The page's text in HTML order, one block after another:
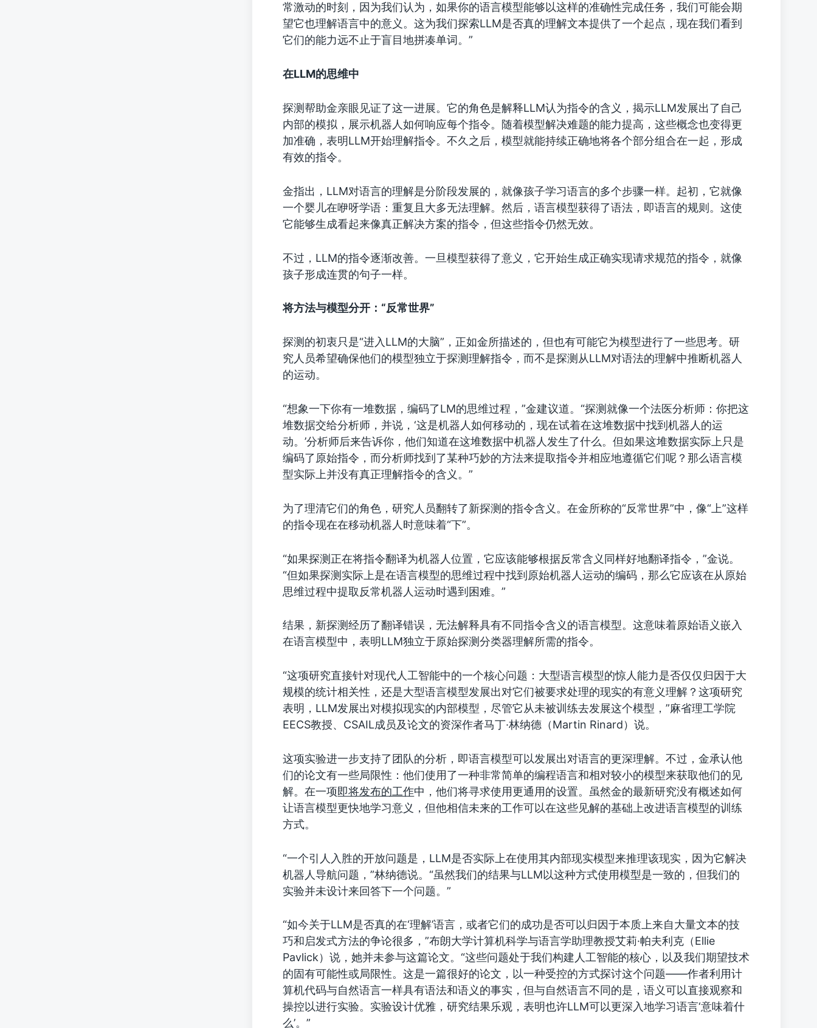
常激动的时刻，因为我们认为，如果你的语言模型能够以这样的准确性完成任务，我们可能会期
望它也理解语言中的意义。这为我们探索LLM是否真的理解文本提供了一个起点，现在我们看到
它们的能力远不止于盲目地拼凑单词。”
在LLM的思维中
探测帮助金亲眼见证了这一进展。它的角色是解释LLM认为指令的含义，揭示LLM发展出了自己
内部的模拟，展示机器人如何响应每个指令。随着模型解决难题的能力提高，这些概念也变得更
加准确，表明LLM开始理解指令。不久之后，模型就能持续正确地将各个部分组合在一起，形成
有效的指令。
金指出，LLM对语言的理解是分阶段发展的，就像孩子学习语言的多个步骤一样。起初，它就像
一个婴儿在咿呀学语：重复且大多无法理解。然后，语言模型获得了语法，即语言的规则。这使
它能够生成看起来像真正解决方案的指令，但这些指令仍然无效。
不过，LLM的指令逐渐改善。一旦模型获得了意义，它开始生成正确实现请求规范的指令，就像
孩子形成连贯的句子一样。
将方法与模型分开：“反常世界”
探测的初衷只是“进入LLM的大脑”，正如金所描述的，但也有可能它为模型进行了一些思考。研
究人员希望确保他们的模型独立于探测理解指令，而不是探测从LLM对语法的理解中推断机器人
的运动。
“想象一下你有一堆数据，编码了LM的思维过程，”金建议道。“探测就像一个法医分析师：你把这
堆数据交给分析师，并说，‘这是机器人如何移动的，现在试着在这堆数据中找到机器人的运
动。’分析师后来告诉你，他们知道在这堆数据中机器人发生了什么。但如果这堆数据实际上只是
编码了原始指令，而分析师找到了某种巧妙的方法来提取指令并相应地遵循它们呢？那么语言模
型实际上并没有真正理解指令的含义。”
为了理清它们的角色，研究人员翻转了新探测的指令含义。在金所称的“反常世界”中，像“上”这样
的指令现在在移动机器人时意味着“下”。
“如果探测正在将指令翻译为机器人位置，它应该能够根据反常含义同样好地翻译指令，”金说。
“但如果探测实际上是在语言模型的思维过程中找到原始机器人运动的编码，那么它应该在从原始
思维过程中提取反常机器人运动时遇到困难。”
结果，新探测经历了翻译错误，无法解释具有不同指令含义的语言模型。这意味着原始语义嵌入
在语言模型中，表明LLM独立于原始探测分类器理解所需的指令。
“这项研究直接针对现代人工智能中的一个核心问题：大型语言模型的惊人能力是否仅仅归因于大
规模的统计相关性，还是大型语言模型发展出对它们被要求处理的现实的有意义理解？这项研究
表明，LLM发展出对模拟现实的内部模型，尽管它从未被训练去发展这个模型，”麻省理工学院
EECS教授、CSAIL成员及论文的资深作者马丁·林纳德（Martin Rinard）说。
这项实验进一步支持了团队的分析，即语言模型可以发展出对语言的更深理解。不过，金承认他
们的论文有一些局限性：他们使用了一种非常简单的编程语言和相对较小的模型来获取他们的见
解。在一项即将发布的工作中，他们将寻求使用更通用的设置。虽然金的最新研究没有概述如何
让语言模型更快地学习意义，但他相信未来的工作可以在这些见解的基础上改进语言模型的训练
方式。
“一个引人入胜的开放问题是，LLM是否实际上在使用其内部现实模型来推理该现实，因为它解决
机器人导航问题，”林纳德说。“虽然我们的结果与LLM以这种方式使用模型是一致的，但我们的
实验并未设计来回答下一个问题。”
“如今关于LLM是否真的在‘理解’语言，或者它们的成功是否可以归因于本质上来自大量文本的技
巧和启发式方法的争论很多，”布朗大学计算机科学与语言学助理教授艾莉·帕夫利克（Ellie
Pavlick）说，她并未参与这篇论文。“这些问题处于我们构建人工智能的核心，以及我们期望技术
的固有可能性或局限性。这是一篇很好的论文，以一种受控的方式探讨这个问题——作者利用计
算机代码与自然语言一样具有语法和语义的事实，但与自然语言不同的是，语义可以直接观察和
操控以进行实验。实验设计优雅，研究结果乐观，表明也许LLM可以更深入地学习语言‘意味着什
么’。”